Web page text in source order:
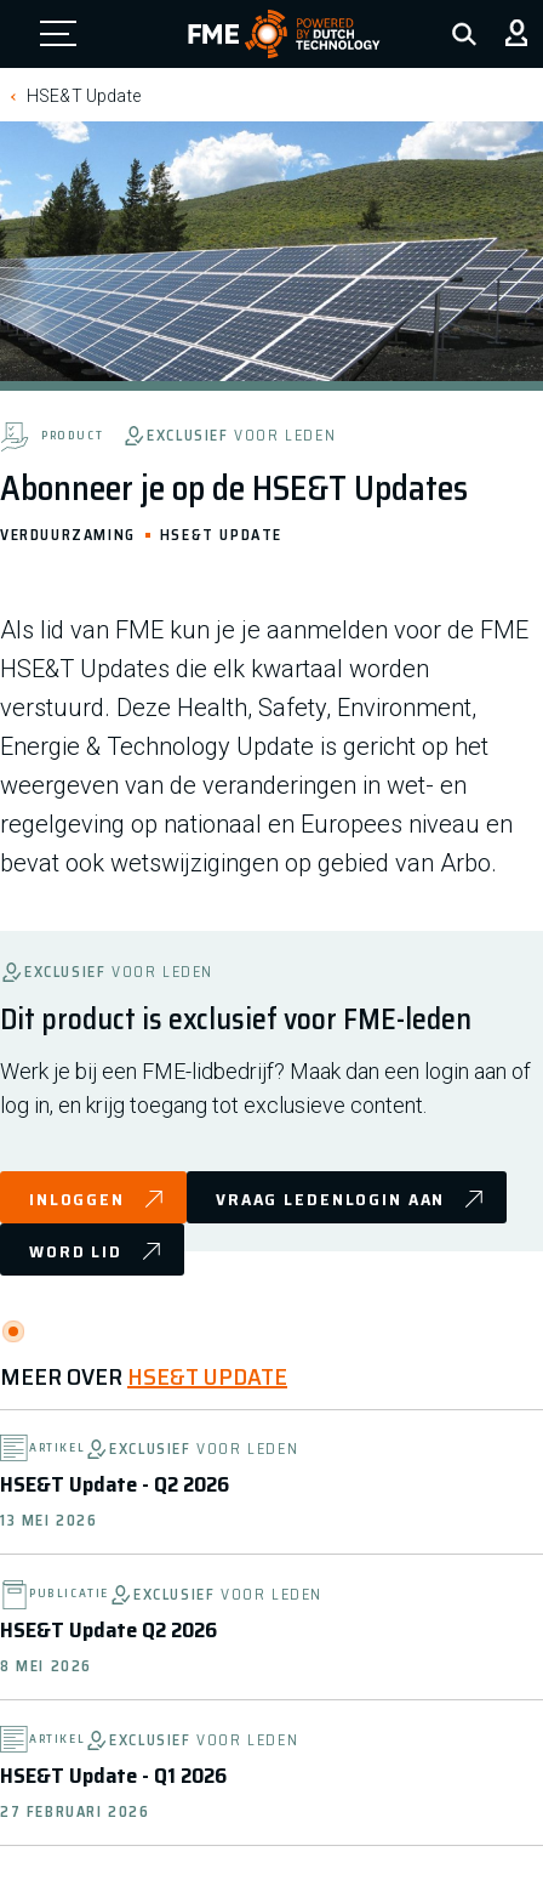
FME Logo, to the homepage
HSE&T Update
Abonneer je op de HSE&T Updates
PRODUCT EXCLUSIEFVOOR LEDEN
VERDUURZAMING HSE&T UPDATE
Als lid van FME kun je je aanmelden voor de FME
HSE&T Updates die elk kwartaal worden
verstuurd. Deze Health, Safety, Environment,
Energie & Technology Update is gericht op het
weergeven van de veranderingen in wet- en
regelgeving op nationaal en Europees niveau en
bevat ook wetswijzigingen op gebied van Arbo.
EXCLUSIEF VOOR LEDEN
Dit product is exclusief voor FME-leden
Werk je bij een FME-lidbedrijf? Maak dan een login aan of
log in, en krijg toegang tot exclusieve content.
INLOGGEN
VRAAG LEDENLOGIN AAN
WORD LID
MEER OVERHSE&T UPDATE
ARTIKEL EXCLUSIEFVOOR LEDEN
HSE&T Update - Q2 2026
13 MEI 2026
PUBLICATIE EXCLUSIEF VOOR LEDEN
HSE&T Update Q2 2026
8 MEI 2026
ARTIKEL EXCLUSIEFVOOR LEDEN
HSE&T Update - Q1 2026
27 FEBRUARI 2026